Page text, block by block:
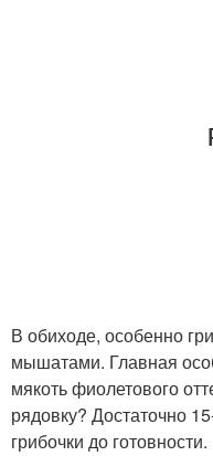
В обиходе, особенно
мышатами. Главная
мякоть фиолетового
рядовку? Достаточно
грибочки до готовности.